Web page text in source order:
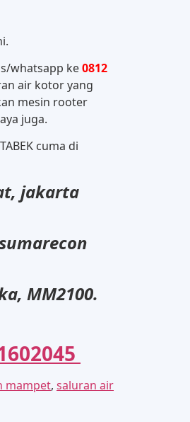
whatsapp ke0812
air kotor yang
mesin rooter
juga.
cuma di
jakarta
MM2100.
mampet, saluran air